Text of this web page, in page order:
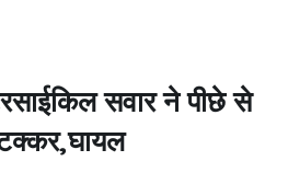
सवार ने पीछे से
टक्कर,घायल